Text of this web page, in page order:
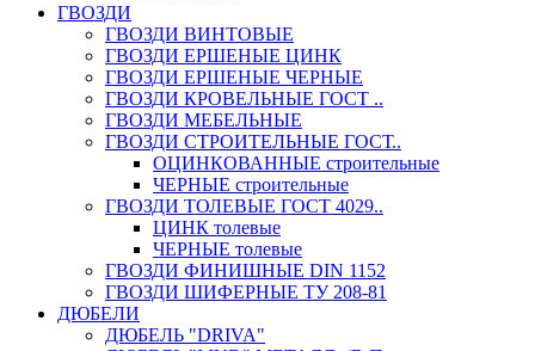
ГВОЗДИ
ГВОЗДИ ВИНТОВЫЕ
ГВОЗДИ ЕРШЕНЫЕ ЦИНК
ГВОЗДИ ЕРШЕНЫЕ ЧЕРНЫЕ
ГВОЗДИ КРОВЕЛЬНЫЕ ГОСТ ..
ГВОЗДИ МЕБЕЛЬНЫЕ
ГВОЗДИ СТРОИТЕЛЬНЫЕ ГОСТ..
ОЦИНКОВАННЫЕ строительные
ЧЕРНЫЕ строительные
ГВОЗДИ ТОЛЕВЫЕ ГОСТ 4029..
ЦИНК толевые
ЧЕРНЫЕ толевые
ГВОЗДИ ФИНИШНЫЕ DIN 1152
ГВОЗДИ ШИФЕРНЫЕ ТУ 208-81
ДЮБЕЛИ
ДЮБЕЛЬ "DRIVA"